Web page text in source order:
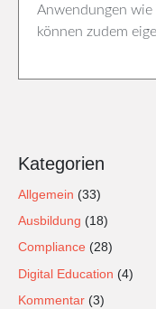
Anwendungen
können zudem
Kategorien
Allgemein (33)
Ausbildung (18)
Compliance (28)
Digital Education (4)
Kommentar (3)